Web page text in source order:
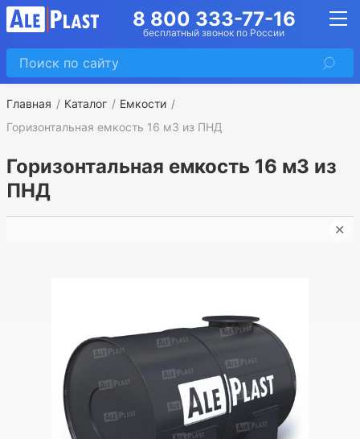
8 800 333-77-16
бесплатный звонок по России
Главная Каталог
Емкости
Горизонтальная емкость 16 м3 из ПНД
Горизонтальная емкость 16 м3 из
ПНД
✕